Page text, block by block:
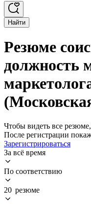
Найти
Резюме
должность
Чтобы видеть все
После регистрации
Зарегистрироваться
За всё время
По соответствию
20 резюме